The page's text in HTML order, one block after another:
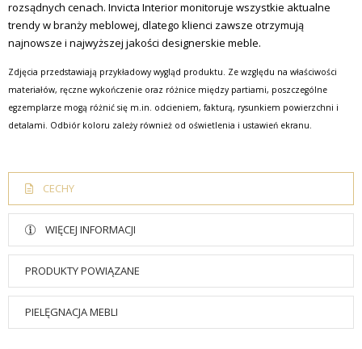
rozsądnych cenach. Invicta Interior monitoruje wszystkie aktualne
trendy w branży meblowej, dlatego klienci zawsze otrzymują
najnowsze i najwyższej jakości designerskie meble.
Zdjęcia przedstawiają przykładowy wygląd produktu. Ze względu na właściwości
materiałów, ręczne wykończenie oraz różnice między partiami, poszczególne
egzemplarze mogą różnić się m.in. odcieniem, fakturą, rysunkiem powierzchni i
detalami. Odbiór koloru zależy również od oświetlenia i ustawień ekranu.
CECHY
WIĘCEJ INFORMACJI
PRODUKTY POWIĄZANE
PIELĘGNACJA MEBLI